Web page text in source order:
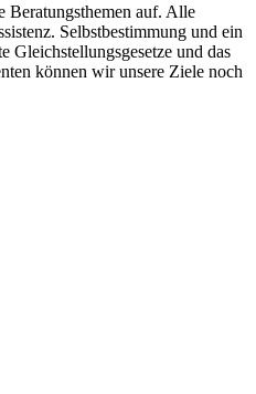
auf. Alle
Selbstbestimmung und ein
Gleichstellungsgesetze und das
können wir unsere Ziele noch